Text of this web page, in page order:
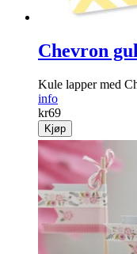
Chevron
Kule lapper med
info
kr69
Kjøp